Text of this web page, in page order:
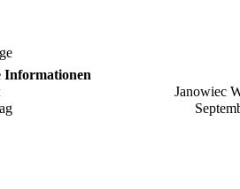
Informationen
Janowiec